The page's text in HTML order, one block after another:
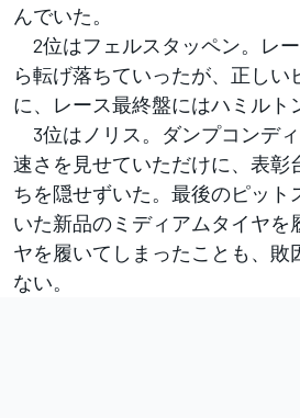
んでいた。
2位はフェルスタッペン。レ
ら転げ落ちていったが、正しい
に、レース最終盤にはハミルト
3位はノリス。ダンプコンデ
速さを見せていただけに、表彰
ちを隠せずいた。最後のピット
いた新品のミディアムタイヤを
ヤを履いてしまったことも、敗
ない。